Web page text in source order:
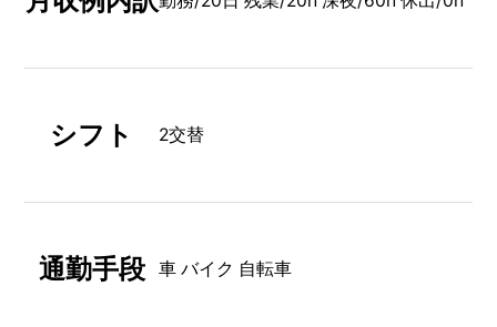
シフト 2交替
通勤手段 車 バイク 自転車